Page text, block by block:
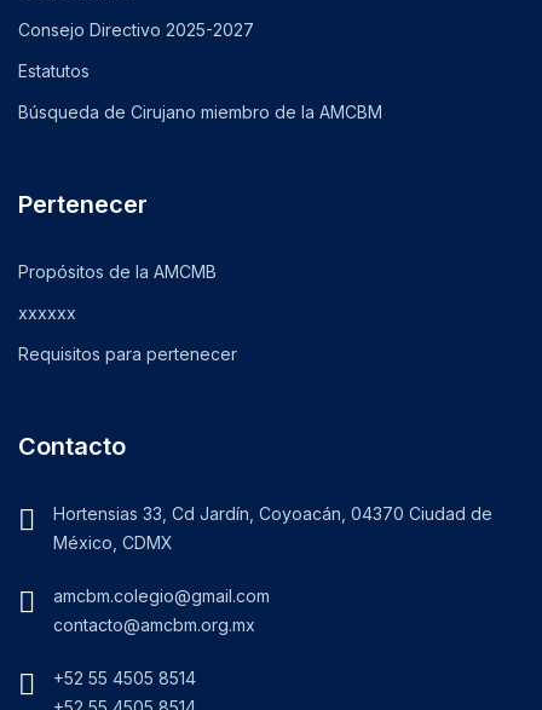
Consejo Directivo 2025-2027
Estatutos
Búsqueda de Cirujano miembro de la AMCBM
Pertenecer
Propósitos de la AMCMB
xxxxxx
Requisitos para pertenecer
Contacto
Hortensias 33, Cd Jardín, Coyoacán, 04370 Ciudad de
México, CDMX
amcbm.colegio@gmail.com
contacto@amcbm.org.mx
+52 55 4505 8514